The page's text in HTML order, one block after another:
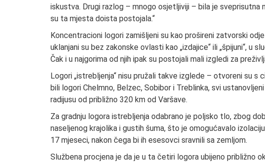
iskustva. Drugi razlog – mnogo osjetljiviji – bila je
su ta mjesta doista postojala.“
Koncentracioni logori zamišljeni su kao prošireni zatvorski
uklanjani su bez zakonske ovlasti kao „izdajice“ ili „špijuni“, u
Čak i u najgorima od njih ipak su postojali mali izgledi za
Logori „istrebljenja“ nisu pružali takve izglede – otvoreni su s
bili logori Chelmno, Belzec, Sobibor i Treblinka, svi
radijusu od približno 320 km od Varšave.
Za gradnju logora istrebljenja odabrano je poljsko tlo, zbog
naseljenog krajolika i gustih šuma, što je omogućavalo
17 mjeseci, nakon čega bi ih esesovci sravnili sa zemljom.
Službena procjena je da je u ta četiri logora ubijeno približno